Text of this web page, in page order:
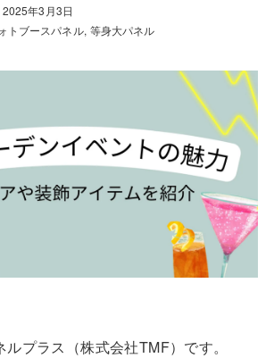
2025年3月3日
トブースパネル 等身大パネル
プラス（株式会社TMF）です。